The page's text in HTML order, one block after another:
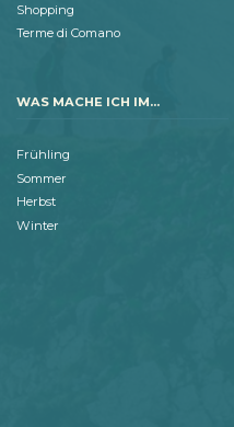
Shopping
Terme di Comano
WAS MACHE ICH IM...
Frühling
Sommer
Herbst
Winter